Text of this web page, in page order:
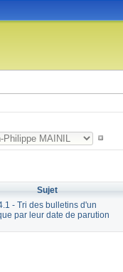
Sujet
- Tri des bulletins d'un
par leur date de parution